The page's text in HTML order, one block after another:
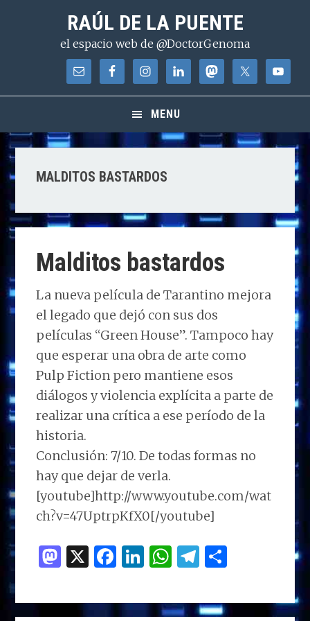
contenido
RAÚL DE LA PUENTE
el espacio web de @DoctorGenoma
MENU
MALDITOS BASTARDOS
Malditos bastardos
La nueva película de Tarantino mejora
el legado que dejó con sus dos
películas “Green House”. Tampoco hay
que esperar una obra de arte como
Pulp Fiction pero mantiene esos
diálogos y violencia explícita a parte de
realizar una crítica a ese período de la
historia.
Conclusión: 7/10. De todas formas no
hay que dejar de verla.
[youtube]http://www.youtube.com/wat
ch?v=47UptrpKfX0[/youtube]
M
to
X F
ce
Li
k
W
at
T
e m